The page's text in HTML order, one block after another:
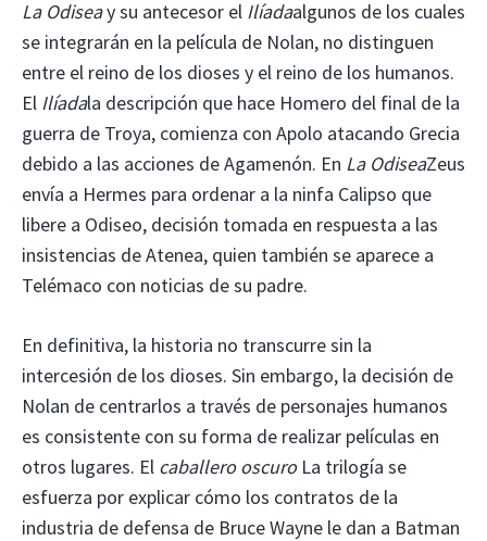
La Odiseay su antecesor el Ilíadaalgunos de los cuales
se integrarán en la película de Nolan, no distinguen
entre el reino de los dioses y el reino de los humanos.
El Ilíadala descripción que hace Homero del final de la
guerra de Troya, comienza con Apolo atacando Grecia
debido a las acciones de Agamenón. En La OdiseaZeus
envía a Hermes para ordenar a la ninfa Calipso que
libere a Odiseo, decisión tomada en respuesta a las
insistencias de Atenea, quien también se aparece a
Telémaco con noticias de su padre.
En definitiva, la historia no transcurre sin la
intercesión de los dioses. Sin embargo, la decisión de
Nolan de centrarlos a través de personajes humanos
es consistente con su forma de realizar películas en
otros lugares. El caballero oscuroLa trilogía se
esfuerza por explicar cómo los contratos de la
industria de defensa de Bruce Wayne le dan a Batman